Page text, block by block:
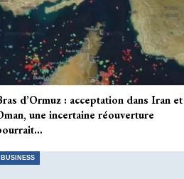
d’Ormuz : acceptation dans Iran et
une incertaine réouverture
BUSINESS